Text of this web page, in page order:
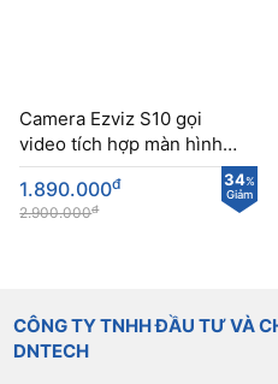
Camera Ezviz S10 gọi
video tích hợp màn hình
màu sắc nét
34%
Giảm
1.890.000đ
2.900.000đ
CÔNG TY TNHH ĐẦU TƯ VÀ
DNTECH